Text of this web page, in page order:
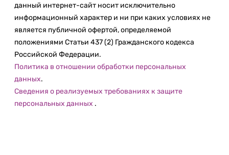
данный интернет-сайт носит исключительно
информационный характер и ни при каких условиях не
является публичной офертой, определяемой
положениями Статьи 437 (2) Гражданского кодекса
Российской Федерации.
Политика в отношении обработки персональных
данных.
Сведения о реализуемых требованиях к защите
персональных данных .